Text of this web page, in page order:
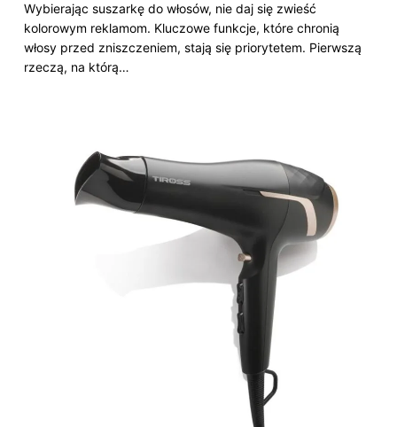
Wybierając suszarkę do włosów, nie daj się zwieść
kolorowym reklamom. Kluczowe funkcje, które chronią
włosy przed zniszczeniem, stają się priorytetem. Pierwszą
rzeczą, na którą…